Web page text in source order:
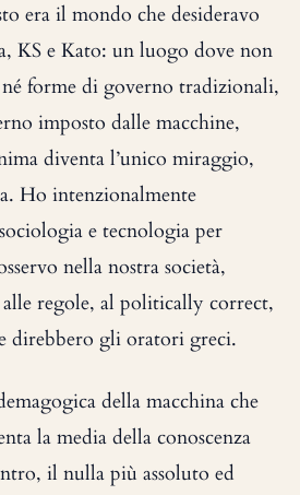
era il mondo che desideravo
KS e Kato: un luogo dove non
forme di governo tradizionali,
imposto dalle macchine,
diventa l’unico miraggio,
Ho intenzionalmente
e tecnologia per
nella nostra società,
alle regole, al politically correct,
direbbero gli oratori greci.
della macchina che
la media della conoscenza
il nulla più assoluto ed